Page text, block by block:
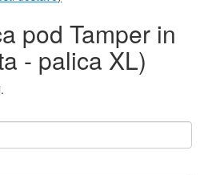
pod Tamper in
- palica XL)